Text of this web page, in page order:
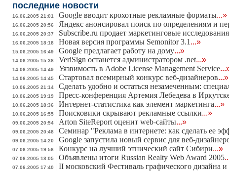
последние новости
16.06.2005 21:01 | Google вводит крохотные рекламные форматы...»
16.06.2005 20:56 | Яндекс анонсировал поиск по определениям и
16.06.2005 20:37 | Subscribe.ru продает маркетинговые исследования
16.06.2005 18:18 | Новая версия программы Semonitor 3.1 ...»
15.06.2005 16:49 | Google предлагает работу на дому...»
14.06.2005 15:38 | VeriSign останется администратором .net...»
14.06.2005 14:49 | Уязвимость в Adobe License Management Service
14.06.2005 14:45 | Стартовал всемирный конкурс веб-дизайнеров...»
10.06.2005 21:14 | Сделать удобно и остаться незамеченным:
10.06.2005 19:19 | Пресс-конференция Артемия Лебедева в
10.06.2005 18:36 | Интернет-статистика как элемент маркетинга...»
10.06.2005 16:55 | Поисковики скрывают рекламные ссылки...»
09.06.2005 20:54 | Arton SiteReport оценит web-сайты...»
09.06.2005 20:48 | Семинар "Реклама в интернете: как сделать ее
09.06.2005 14:20 | Google запустила новый сервис для веб-
07.06.2005 19:56 | Конкурс на лучший этнический сайт Сибири...»
07.06.2005 18:05 | Объявлены итоги Russian Realty Web Award 2005
07.06.2005 17:40 | II московский Фестиваль графического дизайна